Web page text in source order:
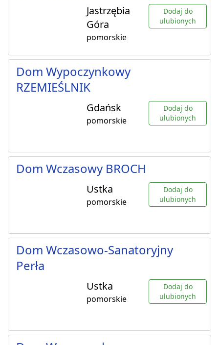
Jastrzębia
Góra
pomorskie
Dodaj do
ulubionych
Dom Wypoczynkowy
RZEMIEŚLNIK
Gdańsk
pomorskie
Dodaj do
ulubionych
Dom Wczasowy BROCH
Ustka
pomorskie
Dodaj do
ulubionych
Dom Wczasowo-Sanatoryjny
Perła
Ustka
pomorskie
Dodaj do
ulubionych